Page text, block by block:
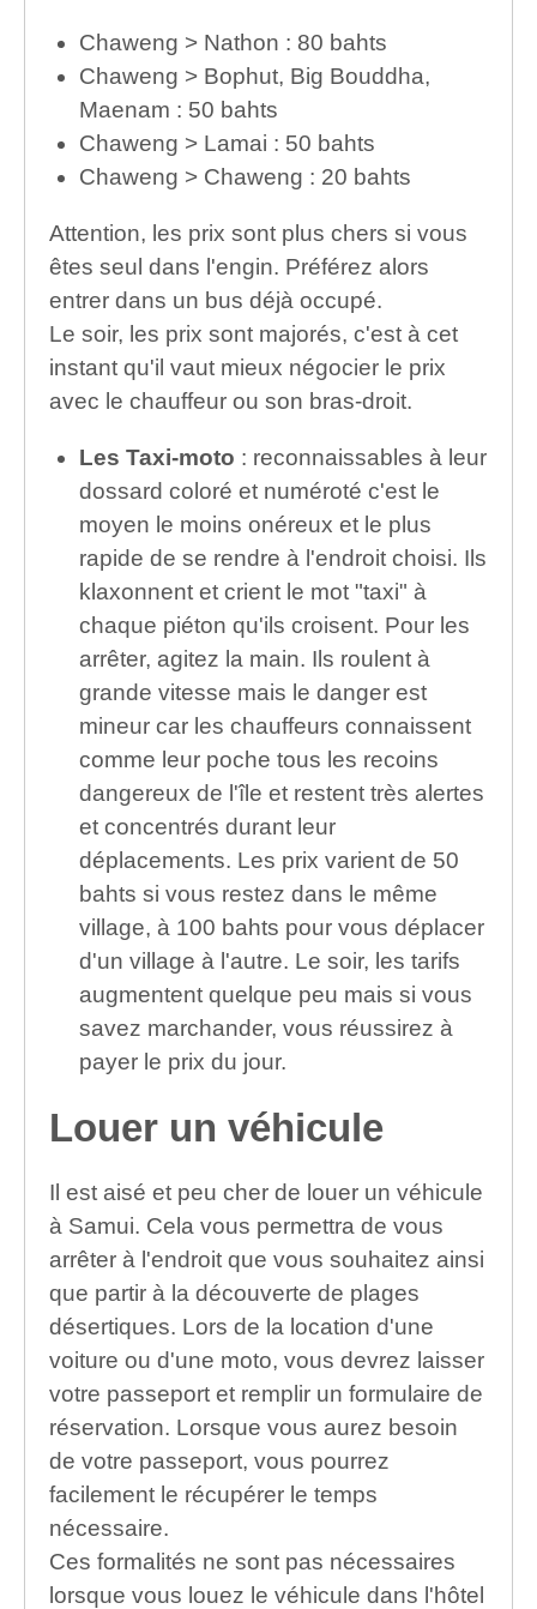
Chaweng > Nathon : 80 bahts
Chaweng > Bophut, Big Bouddha,
Maenam : 50 bahts
Chaweng > Lamai : 50 bahts
Chaweng > Chaweng : 20 bahts
Attention, les prix sont plus chers si vous
êtes seul dans l'engin. Préférez alors
entrer dans un bus déjà occupé.
Le soir, les prix sont majorés, c'est à cet
instant qu'il vaut mieux négocier le prix
avec le chauffeur ou son bras-droit.
Les Taxi-moto : reconnaissables à leur
dossard coloré et numéroté c'est le
moyen le moins onéreux et le plus
rapide de se rendre à l'endroit choisi. Ils
klaxonnent et crient le mot "taxi" à
chaque piéton qu'ils croisent. Pour les
arrêter, agitez la main. Ils roulent à
grande vitesse mais le danger est
mineur car les chauffeurs connaissent
comme leur poche tous les recoins
dangereux de l'île et restent très alertes
et concentrés durant leur
déplacements. Les prix varient de 50
bahts si vous restez dans le même
village, à 100 bahts pour vous déplacer
d'un village à l'autre. Le soir, les tarifs
augmentent quelque peu mais si vous
savez marchander, vous réussirez à
payer le prix du jour.
Louer un véhicule
Il est aisé et peu cher de louer un véhicule
à Samui. Cela vous permettra de vous
arrêter à l'endroit que vous souhaitez ainsi
que partir à la découverte de plages
désertiques. Lors de la location d'une
voiture ou d'une moto, vous devrez laisser
votre passeport et remplir un formulaire de
réservation. Lorsque vous aurez besoin
de votre passeport, vous pourrez
facilement le récupérer le temps
nécessaire.
Ces formalités ne sont pas nécessaires
lorsque vous louez le véhicule dans l'hôtel